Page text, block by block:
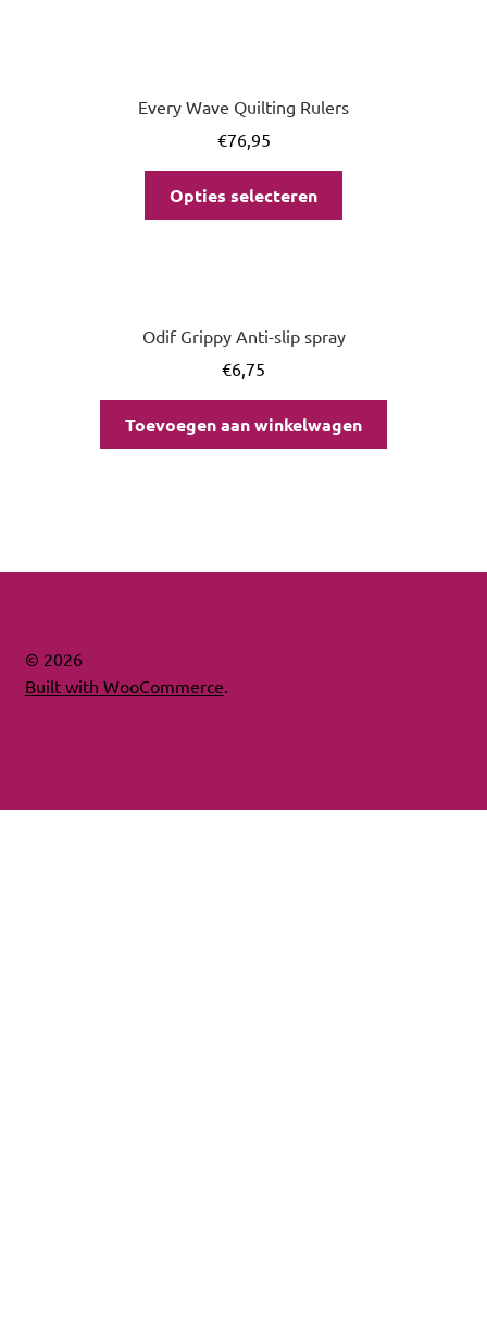
Every Wave Quilting Rulers
€76,95
Opties selecteren
Odif Grippy Anti-slip spray
€6,75
Toevoegen aan winkelwagen
© 2026
Built with WooCommerce.